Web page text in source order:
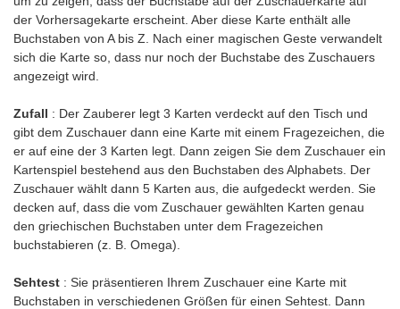
der Vorhersagekarte erscheint. Aber diese Karte enthält alle
Buchstaben von A bis Z. Nach einer magischen Geste verwandelt
sich die Karte so, dass nur noch der Buchstabe des Zuschauers
angezeigt wird.
Zufall : Der Zauberer legt 3 Karten verdeckt auf den Tisch und
gibt dem Zuschauer dann eine Karte mit einem Fragezeichen, die
er auf eine der 3 Karten legt. Dann zeigen Sie dem Zuschauer ein
Kartenspiel bestehend aus den Buchstaben des Alphabets. Der
Zuschauer wählt dann 5 Karten aus, die aufgedeckt werden. Sie
decken auf, dass die vom Zuschauer gewählten Karten genau
den griechischen Buchstaben unter dem Fragezeichen
buchstabieren (z. B. Omega).
Sehtest : Sie präsentieren Ihrem Zuschauer eine Karte mit
Buchstaben in verschiedenen Größen für einen Sehtest. Dann